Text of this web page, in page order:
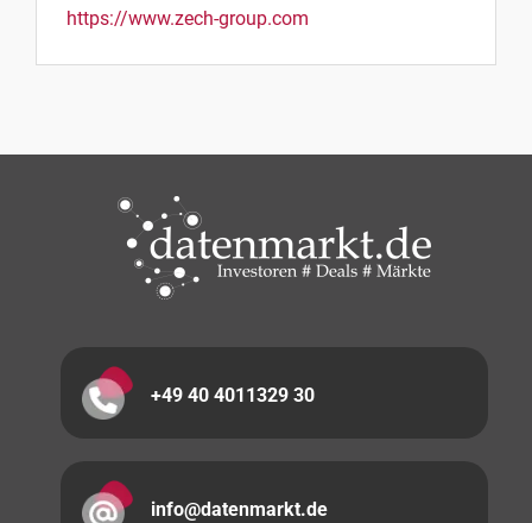
https://www.zech-group.com
+49 40 4011329 30
info@datenmarkt.de